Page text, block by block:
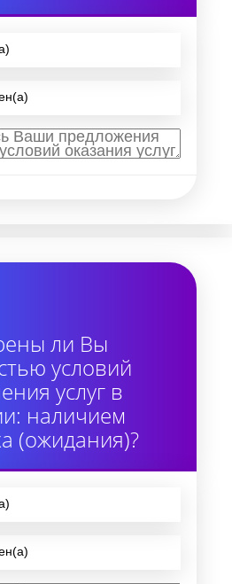
ли Вы
условий
услуг в
наличием
(ожидания)?